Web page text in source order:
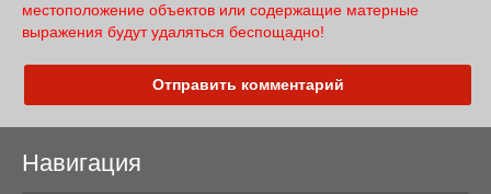
местоположение объектов или содержащие матерные
выражения будут удаляться беспощадно!
Отправить комментарий
Навигация